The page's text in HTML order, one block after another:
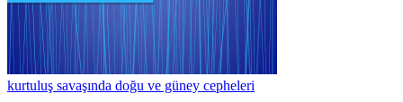
kurtuluş savaşında doğu ve güney cepheleri